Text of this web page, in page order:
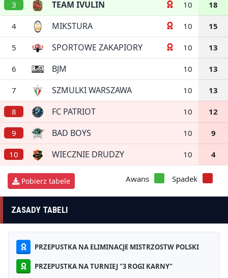
3 TEAM IVULIN 10 18
4 MIKSTURA 10 15
5 SPORTOWE ZAKAPIORY 10 13
6 BJM 10 13
7 SZMULKI WARSZAWA 10 13
8 FC PATRIOT 10 12
9 BAD BOYS 10 9
10 WIECZNIE DRUDZY 10 4
Pobierz tabele Spadek
Awans
ZASADY TABELI
PRZEPUSTKA NA ELIMINACJE MISTRZOSTW POLSKI
PRZEPUSTKA NA TURNIEJ "3 ROGI KARNY"